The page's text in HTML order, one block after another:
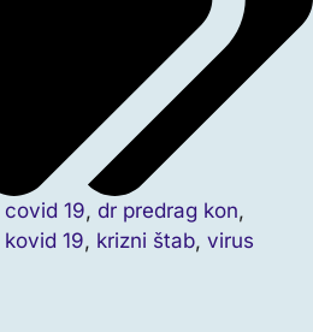
covid 19, dr predrag kon,
kovid 19, krizni štab, virus